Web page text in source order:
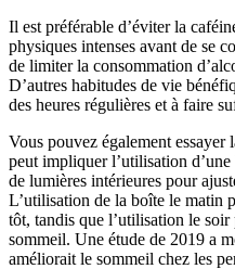
Il est préférable d’éviter la
physiques intenses avant de se
de limiter la consommation
D’autres habitudes de vie
des heures régulières et à faire
Vous pouvez également
peut impliquer l’utilisation
de lumières intérieures pour
L’utilisation de la boîte le matin
tôt, tandis que l’utilisation le
sommeil. Une étude de 2019 a
améliorait le sommeil chez les